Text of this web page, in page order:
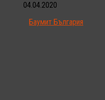
04.04.2020
Баумит България